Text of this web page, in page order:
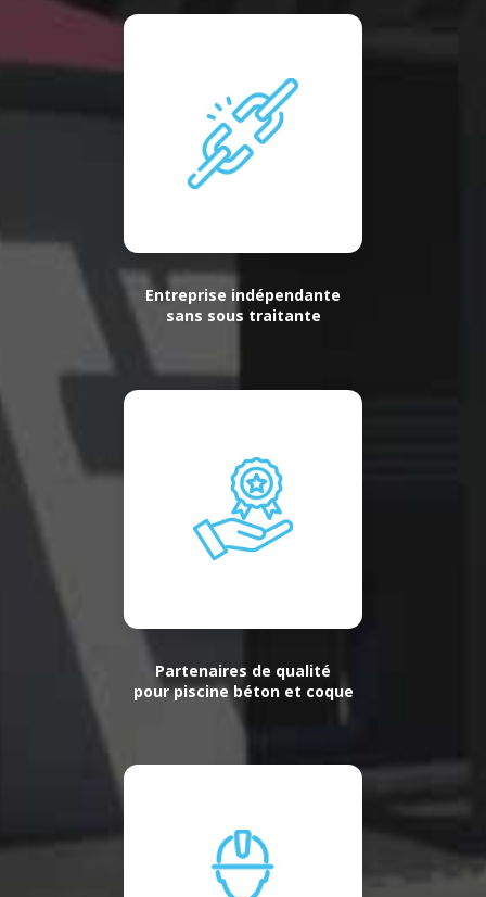
Entreprise indépendante
sans sous traitante
Partenaires de qualité
pour piscine béton et coque